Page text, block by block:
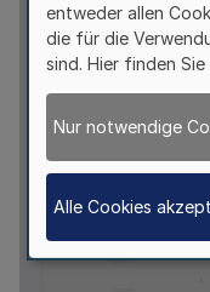
entweder allen
die für die
sind. Hier finden Sie
Nur notwendige
Alle Cookies